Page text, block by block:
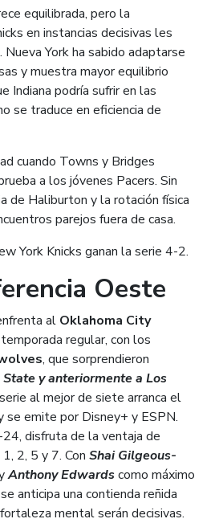
equilibrada, pero la
en instancias decisivas les
York ha sabido adaptarse
y muestra mayor equilibrio
Indiana podría sufrir en las
se traduce en eficiencia de
cuando Towns y Bridges
a los jóvenes Pacers. Sin
de Haliburton y la rotación física
parejos fuera de casa.
York Knicks ganan la serie 4-2.
Oeste
al Oklahoma City
regular, con los
, que sorprendieron
State y anteriormente a Los
al mejor de siete arranca el
se emite por Disney+ y ESPN.
24, disfruta de la ventaja de
2, 5 y 7. Con Shai Gilgeous-
Anthony Edwardscomo máximo
anticipa una contienda reñida
mental serán decisivas.